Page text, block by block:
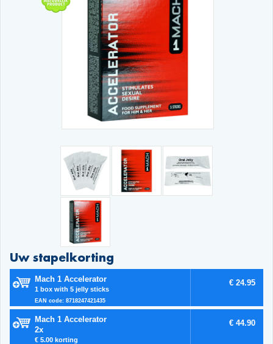
Uw stapelkorting
Mach 1 Accelerator
1 box with 5 jelly sticks
EAN code: 8718247421435
€ 24.95
Mach 1 Accelerator
2x
€ 5.00 korting
€ 44.90